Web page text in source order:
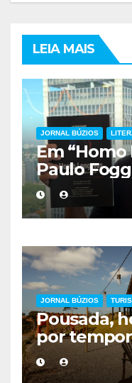
LEIA MAIS
JORNAL BÚZIOS
Em “Homo
Paulo
viver mais
forma de
JORNAL BÚZIOS
Pousada,
por
escolher a